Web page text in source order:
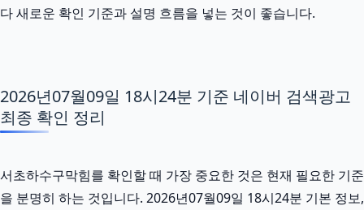
다 새로운 확인 기준과 설명 흐름을 넣는 것이 좋습니다.
2026년07월09일 18시24분 기준 네이버 검색광고
최종 확인 정리
서초하수구막힘를 확인할 때 가장 중요한 것은 현재 필요한 기준
을 분명히 하는 것입니다. 2026년07월09일 18시24분 기본 정보,